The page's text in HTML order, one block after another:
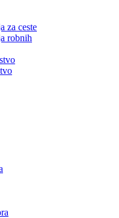
za ceste
robnih